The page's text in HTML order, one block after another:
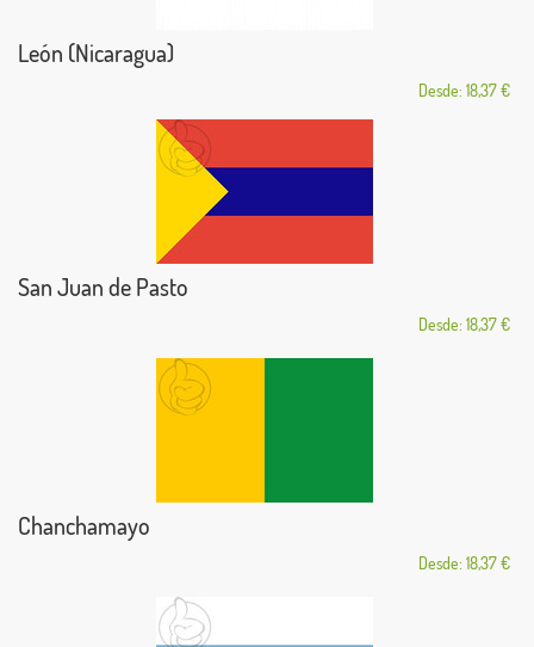
León (Nicaragua)
Desde: 18,37 €
San Juan de Pasto
Desde: 18,37 €
Chanchamayo
Desde: 18,37 €